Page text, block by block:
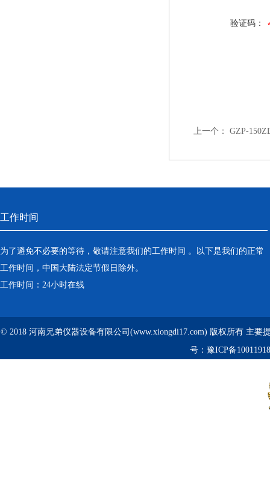
验证码：
上一个： GZP-
工作时间
为了避免不必要的等待，敬请注意我们的工作时间 。以下是我们的正常
工作时间，中国大陆法定节假日除外。
工作时间：24小时在线
© 2018 河南兄弟仪器设备有限公司(www.xiongdi17.com) 版权所有 主要
号： 豫ICP备